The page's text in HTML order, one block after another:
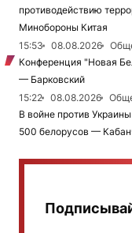
противодействию
Минобороны Китая
15:53
08.08.2026
Конференция "Новая
— Барковский
15:22
08.08.2026
В войне против
500 белорусов —